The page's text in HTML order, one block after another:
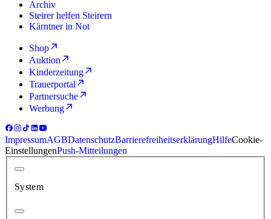
Archiv
Steirer helfen Steirern
Kärntner in Not
Shop
Auktion
Kinderzeitung
Trauerportal
Partnersuche
Werbung
ImpressumAGBDatenschutzBarrierefreiheitserklärungHilfeCookie-
EinstellungenPush-Mitteilungen
System